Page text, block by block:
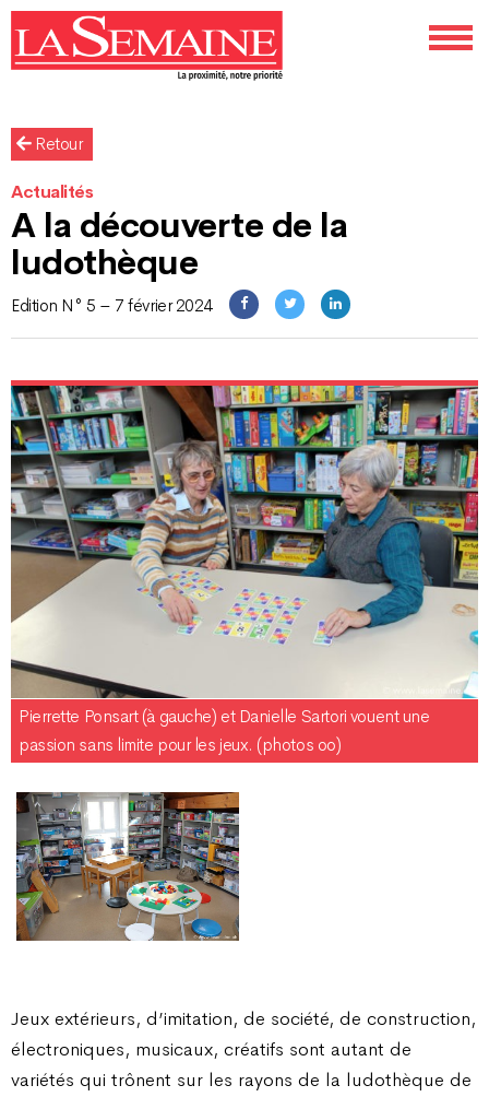
Retour
Actualités
A la découverte de la
ludothèque
Edition N° 5 – 7 février 2024
Pierrette Ponsart (à gauche) et Danielle Sartori vouent une
passion sans limite pour les jeux. (photos oo)
Jeux extérieurs, d’imitation, de société, de construction,
électroniques, musicaux, créatifs sont autant de
variétés qui trônent sur les rayons de la ludothèque de